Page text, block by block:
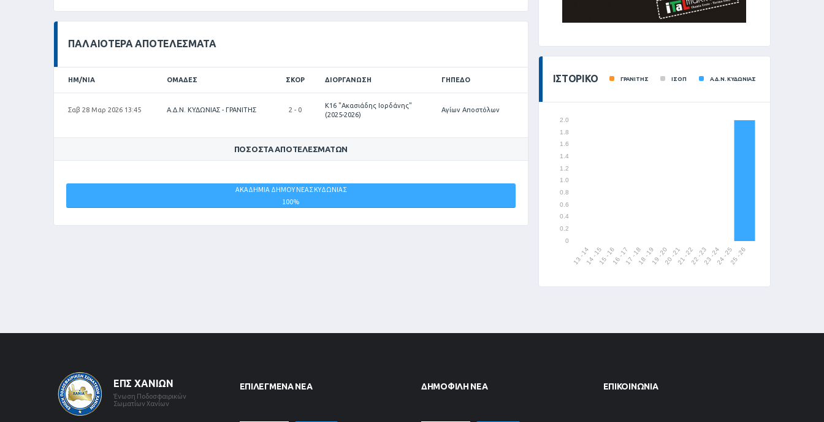
ΠΑΛΑΙΌΤΕΡΑ ΑΠΟΤΕΛΈΣΜΑΤΑ
ΗΜ/ΝΊΑ ΟΜΆΔΕΣ ΣΚΟΡ ΔΙΟΡΓΆΝΩΣΗ ΓΉΠΕΔΟ
Σαβ 28 Μαρ 2026 13:45 Α.Δ.Ν. ΚΥΔΩΝΙΑΣ - ΓΡΑΝΙΤΗΣ 2 - 0
Κ16 "Ακασιάδης Ιορδάνης"
(2025-2026)
Αγίων Αποστόλων
ΠΟΣΟΣΤΆ ΑΠΟΤΕΛΕΣΜΆΤΩΝ
ΑΚΑΔΗΜΙΑ ΔΗΜΟΥ ΝΕΑΣ ΚΥΔΩΝΙΑΣ
100%
ΙΣΤΟΡΙΚΌ ΓΡΑΝΙΤΗΣ ΙΣΟΠ Α.Δ.Ν. ΚΥΔΩΝΙΑΣ
ΕΠΣ ΧΑΝΊΩΝ
Ένωση Ποδοσφαιρικών
Σωματίων Χανίων
ΕΠΙΛΕΓΜΈΝΑ ΝΈΑ ΔΗΜΟΦΙΛΉ ΝΈΑ ΕΠΙΚΟΙΝΩΝΊΑ